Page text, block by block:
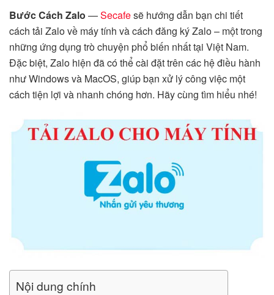
Bước Cách Zalo —Secafesẽ hướng dẫn bạn chi tiết
cách tải Zalo về máy tính và cách đăng ký Zalo – một trong
những ứng dụng trò chuyện phổ biến nhất tại Việt Nam.
Đặc biệt, Zalo hiện đã có thể cài đặt trên các hệ điều hành
như Windows và MacOS, giúp bạn xử lý công việc một
cách tiện lợi và nhanh chóng hơn. Hãy cùng tìm hiểu nhé!
Nội dung chính